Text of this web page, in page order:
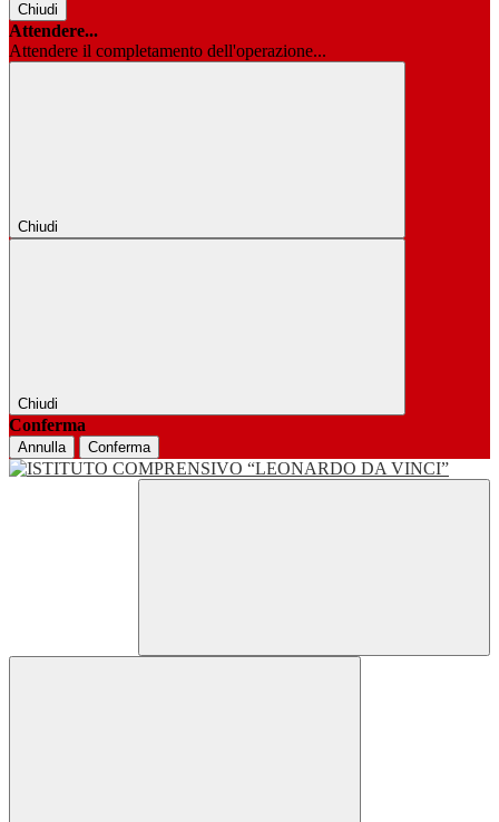
Chiudi
Attendere...
Attendere il completamento dell'operazione...
Chiudi
Chiudi
Conferma
Annulla Conferma